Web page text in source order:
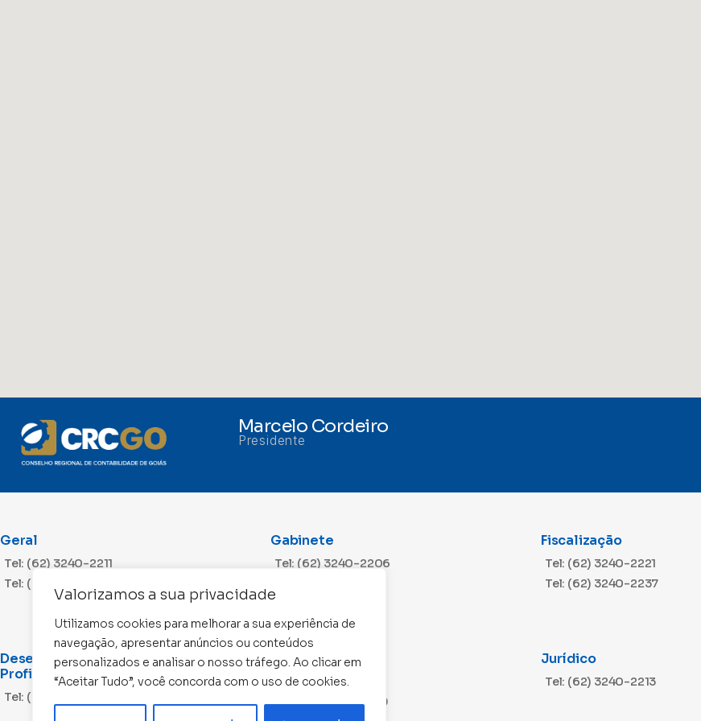
Valorizamos a sua privacidade
Utilizamos cookies para melhorar a sua experiência de
navegação, apresentar anúncios ou conteúdos
personalizados e analisar o nosso tráfego. Ao clicar em
“Aceitar Tudo”, você concorda com o uso de cookies.
Marcelo Cordeiro
Presidente
Geral
Tel: (62) 3240-2211
Tel: (62) 3240-2212
Gabinete
Tel: (62) 3240-2206
Fiscalização
Tel: (62) 3240-2221
Tel: (62) 3240-2237
Desenvolvimento
Profissional
Tel: (62) 3240-2203
Cobrança
Tel: (62) 3240-2216
Tel: (62) 3240-2229
Jurídico
Tel: (62) 3240-2213